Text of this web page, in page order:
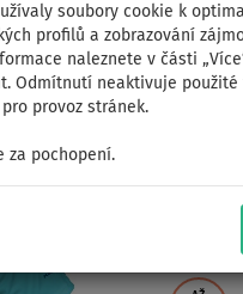
soubory cookie k
profilů a zobrazování
naleznete v části
Odmítnutí neaktivuje
provoz stránek.
za pochopení.
ČLUNY A MOTORY